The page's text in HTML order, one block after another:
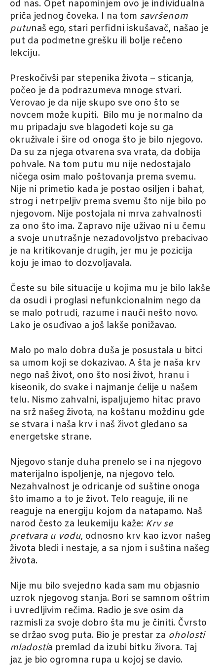
od nas. Opet napominjem ovo je individualna
priča jednog čoveka. I na tom savršenom
putunaš ego, stari perfidni iskušavač, našao je
put da podmetne grešku ili bolje rečeno
lekciju.
Preskočivši par stepenika života – sticanja,
počeo je da podrazumeva mnoge stvari.
Verovao je da nije skupo sve ono što se
novcem može kupiti. Bilo mu je normalno da
mu pripadaju sve blagodeti koje su ga
okruživale i šire od onoga što je bilo njegovo.
Da su za njega otvarena sva vrata, da dobija
pohvale. Na tom putu mu nije nedostajalo
ničega osim malo poštovanja prema svemu.
Nije ni primetio kada je postao osiljen i bahat,
strog i netrpeljiv prema svemu što nije bilo po
njegovom. Nije postojala ni mrva zahvalnosti
za ono što ima. Zapravo nije uživao ni u čemu
a svoje unutrašnje nezadovoljstvo prebacivao
je na kritikovanje drugih, jer mu je pozicija
koju je imao to dozvoljavala.
Česte su bile situacije u kojima mu je bilo lakše
da osudi i proglasi nefunkcionalnim nego da
se malo potrudi, razume i nauči nešto novo.
Lako je osuđivao a još lakše ponižavao.
Malo po malo dobra duša je posustala u bitci
sa umom koji se dokazivao. A šta je naša krv
nego naš život, ono što nosi život, hranu i
kiseonik, do svake i najmanje ćelije u našem
telu. Nismo zahvalni, ispaljujemo hitac pravo
na srž našeg života, na koštanu moždinu gde
se stvara i naša krv i naš život gledano sa
energetske strane.
Njegovo stanje duha prenelo se i na njegovo
materijalno ispoljenje, na njegovo telo.
Nezahvalnost je odricanje od suštine onoga
što imamo a to je život. Telo reaguje, ili ne
reaguje na energiju kojom da natapamo. Naš
narod često za leukemiju kaže: Krv se
pretvara u vodu, odnosno krv kao izvor našeg
života bledi i nestaje, a sa njom i suština našeg
života.
Nije mu bilo svejedno kada sam mu objasnio
uzrok njegovog stanja. Bori se samnom oštrim
i uvredljivim rečima. Radio je sve osim da
razmisli za svoje dobro šta mu je činiti. Čvrsto
se držao svog puta. Bio je prestar za oholosti
mladostia premlad da izubi bitku živora. Taj
jaz je bio ogromna rupa u kojoj se davio.